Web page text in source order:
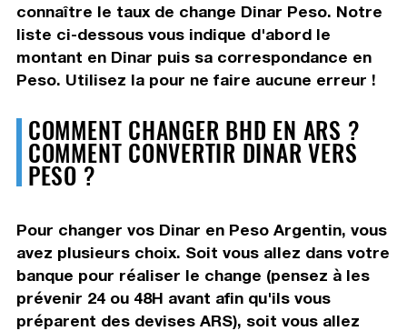
connaître le taux de change Dinar Peso. Notre
liste ci-dessous vous indique d'abord le
montant en Dinar puis sa correspondance en
Peso. Utilisez la pour ne faire aucune erreur !
COMMENT CHANGER BHD EN ARS ?
COMMENT CONVERTIR DINAR VERS
PESO ?
Pour changer vos Dinar en Peso Argentin, vous
avez plusieurs choix. Soit vous allez dans votre
banque pour réaliser le change (pensez à les
prévenir 24 ou 48H avant afin qu'ils vous
préparent des devises ARS), soit vous allez